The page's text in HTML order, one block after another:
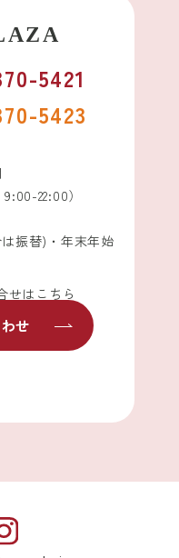
5421
5423
22:00）
振替)・年末年始
せはこちら
せ